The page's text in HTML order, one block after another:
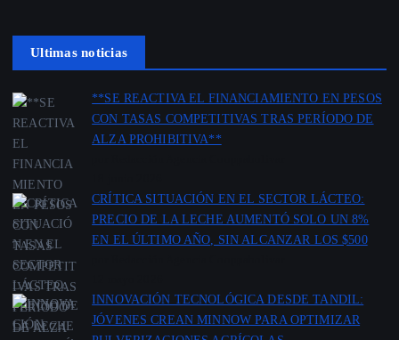
Ultimas noticias
**SE REACTIVA EL FINANCIAMIENTO EN PESOS
CON TASAS COMPETITIVAS TRAS PERÍODO DE
ALZA PROHIBITIVA**
CRÍTICA SITUACIÓN EN EL SECTOR LÁCTEO:
PRECIO DE LA LECHE AUMENTÓ SOLO UN 8%
EN EL ÚLTIMO AÑO, SIN ALCANZAR LOS $500
INNOVACIÓN TECNOLÓGICA DESDE TANDIL:
JÓVENES CREAN MINNOW PARA OPTIMIZAR